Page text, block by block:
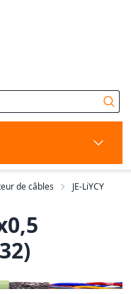
de câbles JE-LiYCY